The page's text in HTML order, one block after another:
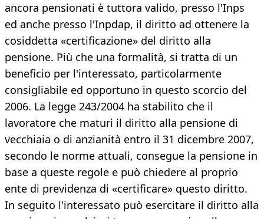
ancora pensionati è tuttora valido, presso l'Inps
ed anche presso l'Inpdap, il diritto ad ottenere la
cosiddetta «certificazione» del diritto alla
pensione. Più che una formalità, si tratta di un
beneficio per l'interessato, particolarmente
consigliabile ed opportuno in questo scorcio del
2006. La legge 243/2004 ha stabilito che il
lavoratore che maturi il diritto alla pensione di
vecchiaia o di anzianità entro il 31 dicembre 2007,
secondo le norme attuali, consegue la pensione in
base a queste regole e può chiedere al proprio
ente di previdenza di «certificare» questo diritto.
In seguito l'interessato può esercitare il diritto alla